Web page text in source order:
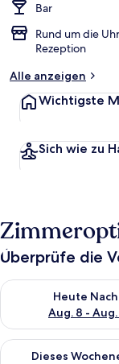
Bar
Rund um die
Rezeption
Alle anzeigen
Wichtigste
Sich wie zu
Überprüfe die
Heute
Aug. 8 - Aug.
Überprüfe die
Dieses
Überprüfe die